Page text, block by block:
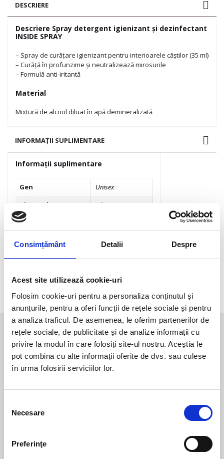
Consimțământ Detalii Despre
Acest site utilizează cookie-uri
Folosim cookie-uri pentru a personaliza conținutul și
anunțurile, pentru a oferi funcții de rețele sociale și pentru
a analiza traficul. De asemenea, le oferim partenerilor de
rețele sociale, de publicitate și de analize informații cu
privire la modul în care folosiți site-ul nostru. Aceștia le
pot combina cu alte informații oferite de dvs. sau culese
în urma folosirii serviciilor lor.
consimțământului
Necesare
Preferinţe
SPRAY
DESCRIERE
Descriere Spray detergent igienizant și dezinfectant
INSIDE SPRAY
– Spray de curățare igienizant pentru interioarele căștilor (35 ml)
– Curăță în profunzime și neutralizează mirosurile
– Formulă anti-iritantă
Material
Mixtură de alcool diluat în apă demineralizată
INFORMAȚII SUPLIMENTARE
Informații suplimentare
Gen
Unisex
Tip produs
Căști și viziere
Brand
Fabricat in
Italy
Sezon
Toate anotimpurile
Linie
TU
Te-ar mai putea interesa
viziere
Pret la cerere
Unisex|Căști și
Soluție dezaburire
Pret la cerere